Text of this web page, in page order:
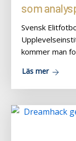
som
Svensk
kommer man
Läs mer